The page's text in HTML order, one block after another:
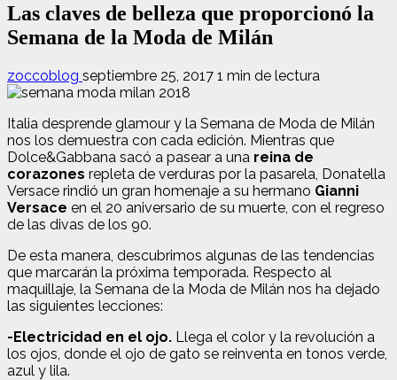
Las claves de belleza que proporcionó la
Semana de la Moda de Milán
zoccoblog septiembre 25, 2017 1 min de lectura
Italia desprende glamour y la Semana de Moda de Milán
nos los demuestra con cada edición. Mientras que
Dolce&Gabbana sacó a pasear a una reina de
corazones repleta de verduras por la pasarela, Donatella
Versace rindió un gran homenaje a su hermano Gianni
Versace en el 20 aniversario de su muerte, con el regreso
de las divas de los 90.
De esta manera, descubrimos algunas de las tendencias
que marcarán la próxima temporada. Respecto al
maquillaje, la Semana de la Moda de Milán nos ha dejado
las siguientes lecciones:
-Electricidad en el ojo. Llega el color y la revolución a
los ojos, donde el ojo de gato se reinventa en tonos verde,
azul y lila.